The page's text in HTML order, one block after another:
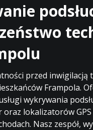
przed inwigilacją
Frampola.
wykrywania
lokalizatorów GPS
Nasz zespół,